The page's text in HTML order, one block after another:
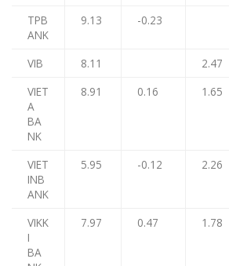
TPB
ANK
9.13 -0.23
VIB 8.11
2.47
VIET
A
BA
NK
8.91 0.16 1.65
VIET
INB
ANK
5.95 -0.12 2.26
VIKK
I
BA
7.97 0.47 1.78